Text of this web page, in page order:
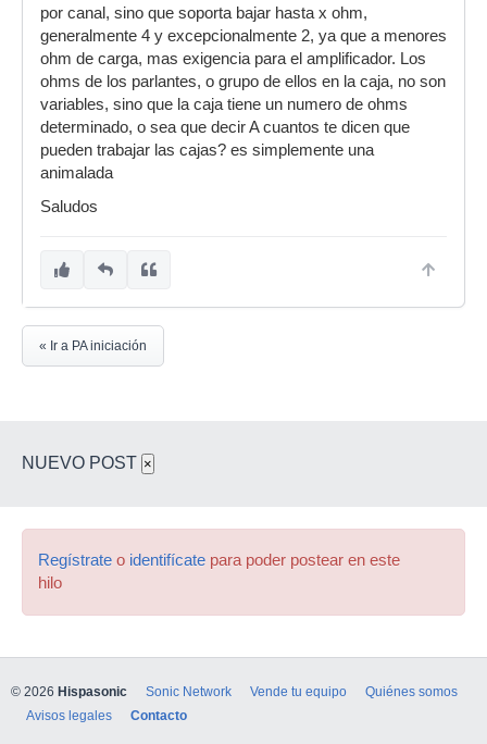
por canal, sino que soporta bajar hasta x ohm,
generalmente 4 y excepcionalmente 2, ya que a menores
ohm de carga, mas exigencia para el amplificador. Los
ohms de los parlantes, o grupo de ellos en la caja, no son
variables, sino que la caja tiene un numero de ohms
determinado, o sea que decir A cuantos te dicen que
pueden trabajar las cajas? es simplemente una
animalada
Saludos
« Ir a PA iniciación
NUEVO POST ×
Regístrate o identifícate para poder postear en este
hilo
© 2026 Hispasonic Sonic Network Vende tu equipo
Quiénes somos
Avisos legales
Contacto